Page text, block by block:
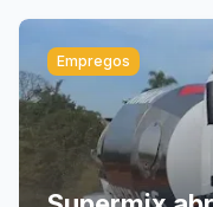
Empregos